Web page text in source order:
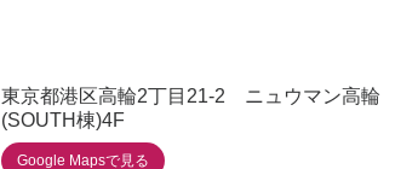
東京都港区高輪2丁目21-2 ニュウマン高輪
(SOUTH棟)4F
Google Mapsで見る